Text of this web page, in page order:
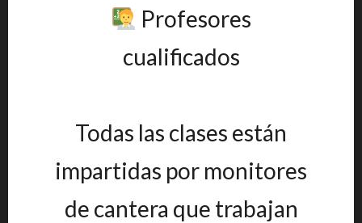
Profesores
cualificados
Todas las clases están
impartidas por monitores
de cantera que trabajan